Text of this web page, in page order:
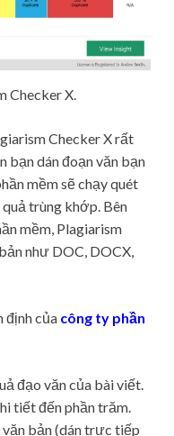
Checker X.
Checker X rất
bạn dán đoạn văn bạn
mềm sẽ chạy quét
trùng khớp. Bên
mềm, Plagiarism
như DOC, DOCX,
định của công ty phần
đạo văn của bài viết.
tiết đến phần trăm.
bản (dán trực tiếp